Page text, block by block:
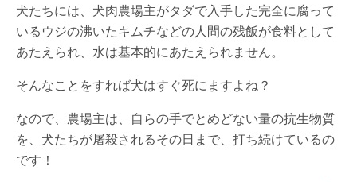
犬たちには、犬肉農場主がタダで入手した完全に腐って
いるウジの沸いたキムチなどの人間の残飯が食料として
あたえられ、水は基本的にあたえられません。
そんなことをすれば犬はすぐ死にますよね？
なので、農場主は、自らの手でとめどない量の抗生物質
を、犬たちが屠殺されるその日まで、打ち続けているの
です！